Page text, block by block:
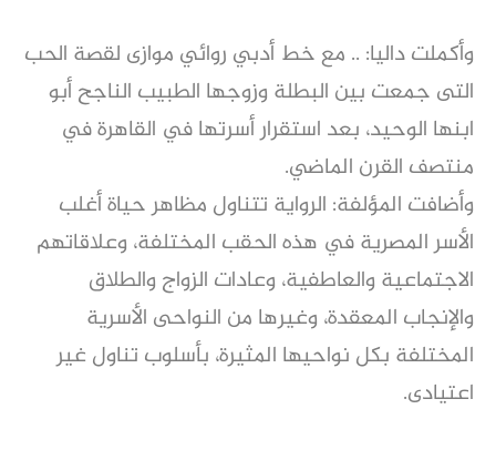
وأكملت داليا: .. مع خط أدبي روائي موازى لقصة الحب
التى جمعت بين البطلة وزوجها الطبيب الناجح أبو
ابنها الوحيد، بعد استقرار أسرتها في القاهرة في
منتصف القرن الماضي.
وأضافت المؤلفة: الرواية تتناول مظاهر حياة أغلب
الأسر المصرية في هذه الحقب المختلفة، وعلاقاتهم
الاجتماعية والعاطفية، وعادات الزواج والطلاق
والإنجاب المعقدة، وغيرها من النواحى الأسرية
المختلفة بكل نواحيها المثيرة، بأسلوب تناول غير
اعتيادى.